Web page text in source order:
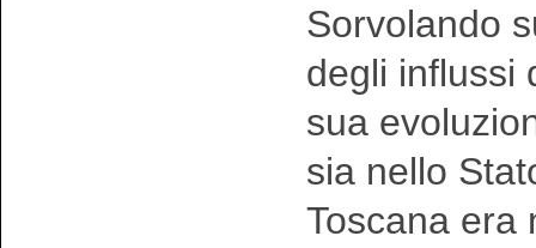
Sorvolando
degli influssi
sua
sia nello
Toscana era